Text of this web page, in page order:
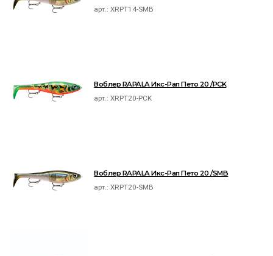
арт.:XRPT14-SMB
Воблер RAPALA Икс-Рап Пето 20 /PCK
арт.:XRPT20-PCK
Воблер RAPALA Икс-Рап Пето 20 /SMB
арт.:XRPT20-SMB